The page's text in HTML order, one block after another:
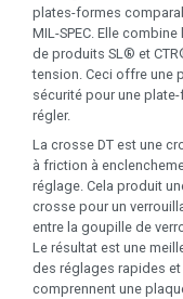
plates-formes
MIL-SPEC. Elle
de produits SL® et
tension. Ceci offre une
sécurité pour une
régler.
La crosse DT est une
à friction à
réglage. Cela produit
crosse pour un
entre la goupille de
Le résultat est une
des réglages rapides
comprennent une